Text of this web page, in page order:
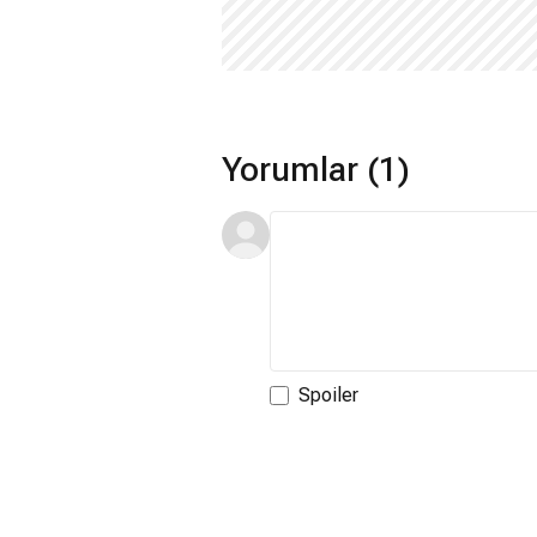
Yorumlar (1)
Spoiler